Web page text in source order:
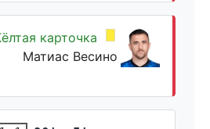
карточка
Матиас Весино